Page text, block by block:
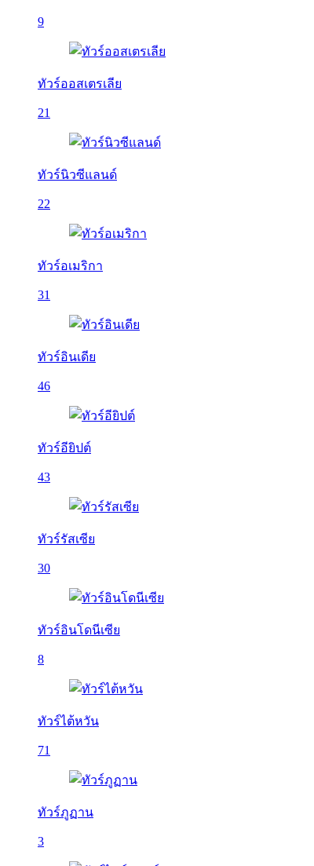
9
ทัวร์ออสเตรเลีย
21
ทัวร์นิวซีแลนด์
22
ทัวร์อเมริกา
31
ทัวร์อินเดีย
46
ทัวร์อียิปต์
43
ทัวร์รัสเซีย
30
ทัวร์อินโดนีเซีย
8
ทัวร์ไต้หวัน
71
ทัวร์ภูฏาน
3